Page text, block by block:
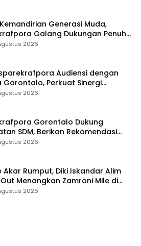
Generasi Muda,
Galang Dukungan Penuh
Deprov
2026
Audiensi dengan
Gorontalo, Perkuat Sinergi
Gorontalo Karnaval Karawo
2026
Gorontalo Dukung
SDM, Berikan Rekomendasi
Pegawai
2026
Akar Rumput, Diki Iskandar Alim
Menangkan Zamroni Mile di
Bolango
2026